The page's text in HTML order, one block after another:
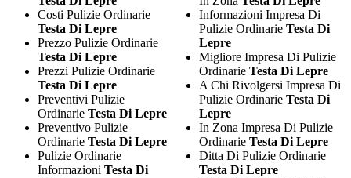
Costi Pulizie Ordinarie
Testa Di Lepre
Prezzo Pulizie Ordinarie
Testa Di Lepre
Prezzi Pulizie Ordinarie
Testa Di Lepre
Preventivi Pulizie
Ordinarie Testa Di Lepre
Preventivo Pulizie
Ordinarie Testa Di Lepre
Pulizie Ordinarie
Informazioni Testa Di
Informazioni Impresa Di
Pulizie Ordinarie Testa Di
Lepre
Migliore Impresa Di Pulizie
Ordinarie Testa Di Lepre
A Chi Rivolgersi Impresa Di
Pulizie Ordinarie Testa Di
Lepre
In Zona Impresa Di Pulizie
Ordinarie Testa Di Lepre
Ditta Di Pulizie Ordinarie
Testa Di Lepre